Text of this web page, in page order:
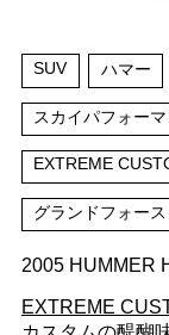
SUV ハマー
スカイパフォー
EXTREME
グランドフォース
2005 HUMMER
EXTREME